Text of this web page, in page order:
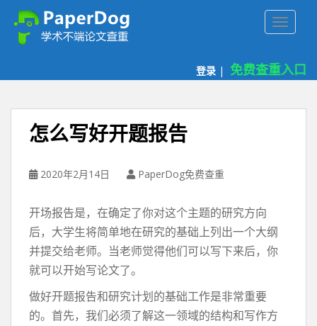
登录 | 免费查重入口
怎么写好开题报告
2020年2月14日 PaperDog免费查重
开场报告是，在确定了你对这个主题的研究方向
后，大学生将简单地在研究的基础上列出一个大纲
并提交给老师。当老师觉得他们可以写下来后，你
就可以开始写论文了。
做好开题报告和研究计划的基础工作是非常重要
的。首先，我们必须了解这一领域的结构和写作方